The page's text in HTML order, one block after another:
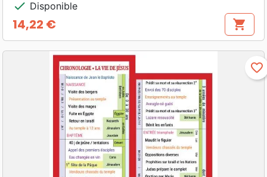
check Disponible
Prix
14,22 € shopping_cart
favorite_border